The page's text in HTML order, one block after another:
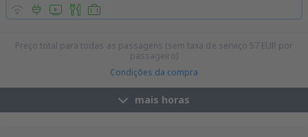
Preço total para todas as passagens (sem taxa de serviço 57 EUR por
passageiro)
Condições da compra
mais horas